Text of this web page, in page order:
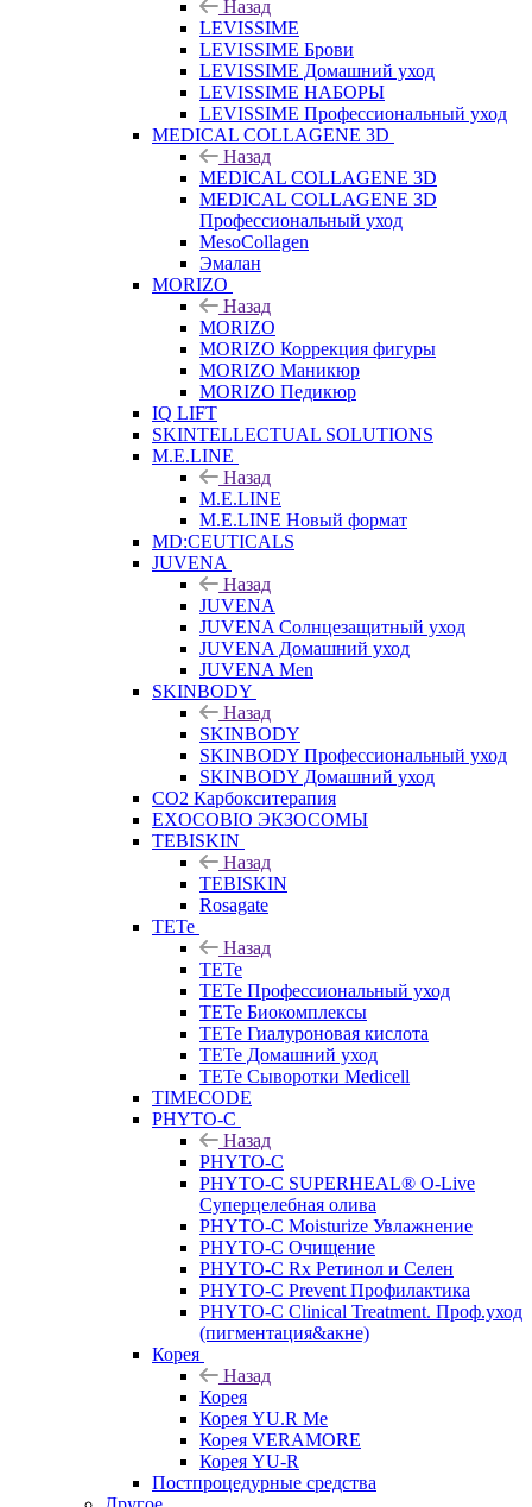
Назад
LEVISSIME
LEVISSIME Брови
LEVISSIME Домашний уход
LEVISSIME НАБОРЫ
LEVISSIME Профессиональный уход
MEDICAL COLLAGENE 3D
Назад
MEDICAL COLLAGENE 3D
MEDICAL COLLAGENE 3D
Профессиональный уход
MesoCollagen
Эмалан
MORIZO
Назад
MORIZO
MORIZO Коррекция фигуры
MORIZO Маникюр
MORIZO Педикюр
IQ LIFT
SKINTELLECTUAL SOLUTIONS
M.E.LINE
Назад
M.E.LINE
M.E.LINE Новый формат
MD:CEUTICALS
JUVENA
Назад
JUVENA
JUVENA Солнцезащитный уход
JUVENA Домашний уход
JUVENA Men
SKINBODY
Назад
SKINBODY
SKINBODY Профессиональный уход
SKINBODY Домашний уход
CO2 Карбокситерапия
EXOCOBIO ЭКЗОСОМЫ
TEBISKIN
Назад
TEBISKIN
Rosagate
TETe
Назад
TETe
TETe Профессиональный уход
TETe Биокомплексы
TETe Гиалуроновая кислота
TETe Домашний уход
TETe Сыворотки Medicell
TIMECODE
PHYTO-C
Назад
PHYTO-C
PHYTO-C SUPERHEAL® O-Live
Суперцелебная олива
PHYTO-C Moisturize Увлажнение
PHYTO-C Очищение
PHYTO-C Rx Ретинол и Селен
PHYTO-C Prevent Профилактика
PHYTO-C Clinical Treatment. Проф.уход
(пигментация&акне)
Корея
Назад
Корея
Корея YU.R Me
Корея VERAMORE
Корея YU-R
Постпроцедурные средства